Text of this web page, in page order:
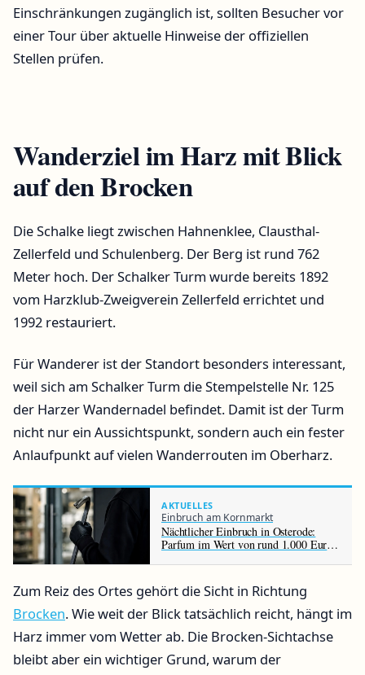
Einschränkungen zugänglich ist, sollten Besucher vor
einer Tour über aktuelle Hinweise der offiziellen
Stellen prüfen.
Wanderziel im Harz mit Blick
auf den Brocken
Die Schalke liegt zwischen Hahnenklee, Clausthal-
Zellerfeld und Schulenberg. Der Berg ist rund 762
Meter hoch. Der Schalker Turm wurde bereits 1892
vom Harzklub-Zweigverein Zellerfeld errichtet und
1992 restauriert.
Für Wanderer ist der Standort besonders interessant,
weil sich am Schalker Turm die Stempelstelle Nr. 125
der Harzer Wandernadel befindet. Damit ist der Turm
nicht nur ein Aussichtspunkt, sondern auch ein fester
Anlaufpunkt auf vielen Wanderrouten im Oberharz.
AKTUELLES
Einbruch am Kornmarkt
Nächtlicher Einbruch in Osterode:
Parfum im Wert von rund 1.000 Euro
Zum Reiz des Ortes gehört die Sicht in Richtung
Brocken. Wie weit der Blick tatsächlich reicht, hängt im
Harz immer vom Wetter ab. Die Brocken-Sichtachse
bleibt aber ein wichtiger Grund, warum der